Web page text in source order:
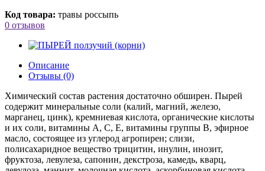
Код товара: травы россыпь
0 отзывов
Описание
Отзывы (0)
Химический состав растения достаточно обширен. Пырей
содержит минеральные соли (калий, магний, железо,
марганец, цинк), кремниевая кислота, органические кислоты
и их соли, витамины А, C, E, витамины группы В, эфирное
масло, состоящее из углерод агропирен; слизи,
полисахаридное вещество трицитин, инулин, инозит,
фруктоза, левулеза, сапонин, декстроза, камедь, кварц,